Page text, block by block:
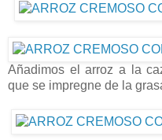
Añadimos el arroz a la
que se impregne de la